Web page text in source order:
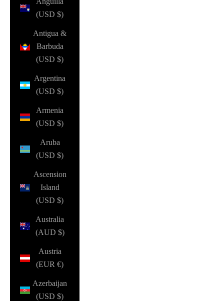
(USD $)
Antigua &
Barbuda
(USD $)
Argentina
(USD $)
Armenia
(USD $)
Aruba
(USD $)
Ascension
Island
(USD $)
Australia
(AUD $)
Austria
(EUR €)
Azerbaijan
(USD $)